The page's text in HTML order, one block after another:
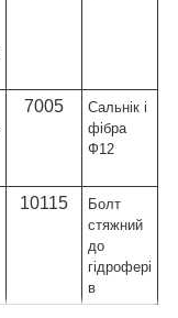
7005
Сальнік і
фібра
Ф12
10115
Болт
стяжний
до
гідрофері
в